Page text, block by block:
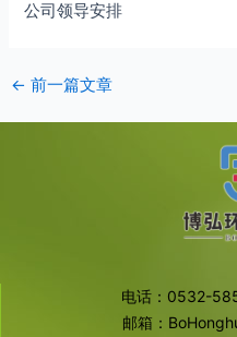
公司领导安排
← 前一篇文章
电话：0532-
邮箱：